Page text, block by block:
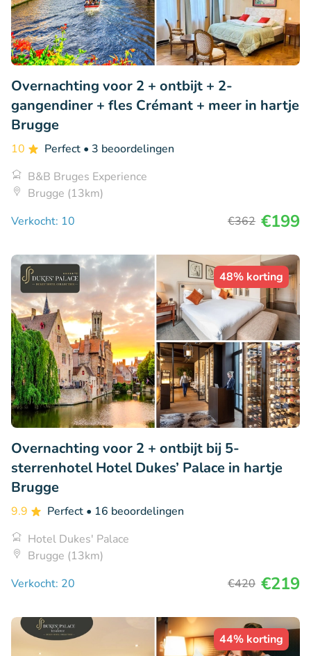
Overnachting voor 2 + ontbijt + 2-
gangendiner + fles Crémant + meer in hartje
Brugge
10 Perfect • 3 beoordelingen
B&B Bruges Experience
Brugge (13km)
Verkocht: 10
€362 €199
48% korting
Overnachting voor 2 + ontbijt bij 5-
sterrenhotel Hotel Dukes’ Palace in hartje
Brugge
9.9 Perfect • 16 beoordelingen
Hotel Dukes' Palace
Brugge (13km)
Verkocht: 20
€420 €219
44% korting